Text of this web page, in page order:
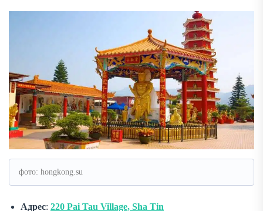
фото: hongkong.su
Адрес: 220 Pai Tau Village, Sha Tin